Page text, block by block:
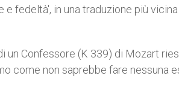
fedeltà', in una traduzione più
un Confessore (K 339) di Mozart
come non saprebbe fare nessuna